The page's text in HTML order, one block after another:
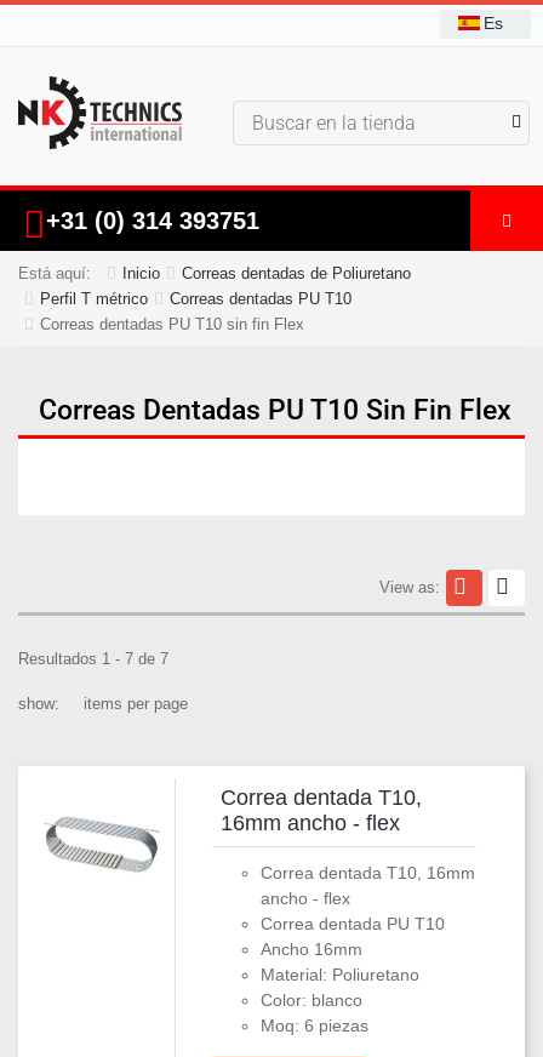
Es
+31 (0) 314 393751
Está aquí: Inicio
Correas dentadas de Poliuretano
Perfil T métrico
Correas dentadas PU T10
Correas dentadas PU T10 sin fin Flex
Correas Dentadas PU T10 Sin Fin Flex
View as:
Resultados 1 - 7 de 7
show: items per page
Correa dentada T10,
16mm ancho - flex
Correa dentada T10, 16mm
ancho - flex
Correa dentada PU T10
Ancho 16mm
Material: Poliuretano
Color: blanco
Moq: 6 piezas